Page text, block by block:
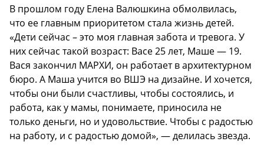
В прошлом году Елена Валюшкина обмолвилась,
что ее главным приоритетом стала жизнь детей.
«Дети сейчас – это моя главная забота и тревога. У
них сейчас такой возраст: Васе 25 лет, Маше — 19.
Вася закончил МАРХИ, он работает в архитектурном
бюро. А Маша учится во ВШЭ на дизайне. И хочется,
чтобы они были счастливы, чтобы состоялись, и
работа, как у мамы, понимаете, приносила не
только деньги, но и удовольствие. Чтобы с радостью
на работу, и с радостью домой», — делилась звезда.